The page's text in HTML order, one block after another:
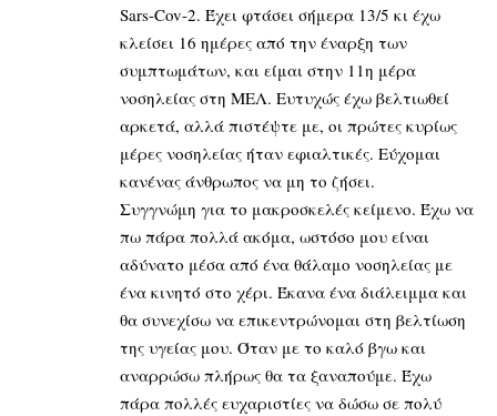
Sars-Cov-2. Έχει φτάσει σήμερα 13/5 κι έχω
κλείσει 16 ημέρες από την έναρξη των
συμπτωμάτων, και είμαι στην 11η μέρα
νοσηλείας στη ΜΕΛ. Ευτυχώς έχω βελτιωθεί
αρκετά, αλλά πιστέψτε με, οι πρώτες κυρίως
μέρες νοσηλείας ήταν εφιαλτικές. Εύχομαι
κανένας άνθρωπος να μη το ζήσει.
Συγγνώμη για το μακροσκελές κείμενο. Έχω να
πω πάρα πολλά ακόμα, ωστόσο μου είναι
αδύνατο μέσα από ένα θάλαμο νοσηλείας με
ένα κινητό στο χέρι. Έκανα ένα διάλειμμα και
θα συνεχίσω να επικεντρώνομαι στη βελτίωση
της υγείας μου. Όταν με το καλό βγω και
αναρρώσω πλήρως θα τα ξαναπούμε. Έχω
πάρα πολλές ευχαριστίες να δώσω σε πολύ